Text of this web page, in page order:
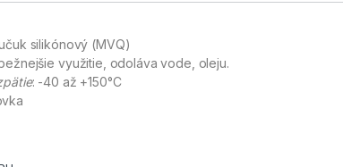
silikónový (MVQ)
využitie, odoláva vode, oleju.
: -40 až +150°C